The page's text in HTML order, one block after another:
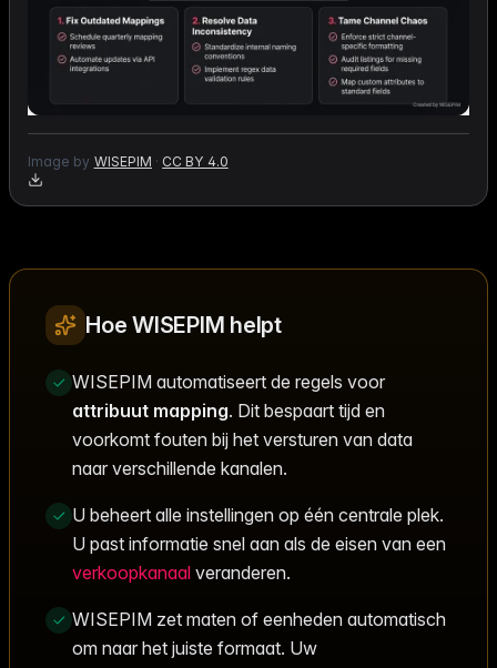
Image by WISEPIM · CC BY 4.0
Hoe WISEPIM helpt
WISEPIM automatiseert de regels voor
attribuut mapping. Dit bespaart tijd en
voorkomt fouten bij het versturen van data
naar verschillende kanalen.
U beheert alle instellingen op één centrale plek.
U past informatie snel aan als de eisen van een
verkoopkanaal veranderen.
WISEPIM zet maten of eenheden automatisch
om naar het juiste formaat. Uw